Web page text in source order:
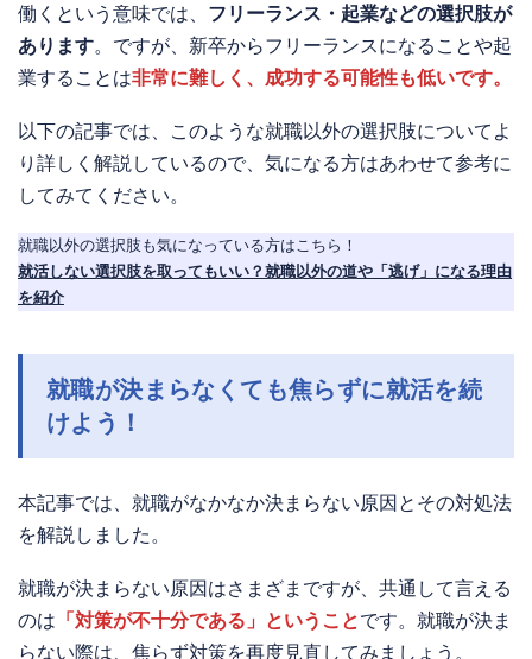
働くという意味では、 フリーランス・起業などの選択肢が
あります。ですが、新卒からフリーランスになることや起
業することは非常に難しく、成功する可能性も低いです。
以下の記事では、このような就職以外の選択肢についてよ
り詳しく解説しているので、気になる方はあわせて参考に
してみてください。
就職以外の選択肢も気になっている方はこちら！
就活しない選択肢を取ってもいい？就職以外の道や「逃げ」になる理由
を紹介
就職が決まらなくても焦らずに就活を続
けよう！
本記事では、就職がなかなか決まらない原因とその対処法
を解説しました。
就職が決まらない原因はさまざまですが、共通して言える
のは 「対策が不十分である」ということです。就職が決ま
らない際は、焦らず対策を再度見直してみましょう。